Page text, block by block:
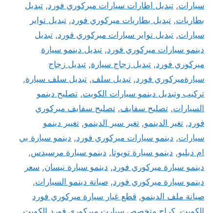
سيارات, تبديل اطارات سيارات ميركوري فورد, تبديل
بطاريات, تبديل بطاريات ميركوري فورد, تبديل تواير
سيارات, تبديل تواير سيارات ميركوري فورد, تبديل
دينمو سيارات ميركوري فورد, تبديل دينمو سيارة
ميركوري فورد, تبديل زجاج سيارة, تبديل زجاج
سيارةميركوري فورد, تبديل سلف, تبديل سلف سيارة,
تركيب وتبديل دينمو سيارات الكويت, تصليح دينمو
السيارات, تصليح سفايف, تصليح سفايف ميركوري
فورد, تغير الدينمو, تغير سير الدينمو, تغيير دينمو
سيارات, دينمو سيارات ميركوري فورد, دينمو سيارة بي
ام دبليو, دينمو سيارة تويوتا, دينمو سيارة مرسيدس,
دينمو سيارة ميركوري فورد, دينمو سيارة نيسان, سعر
دينمو سيارة ميركوري فورد, صيانة دينمو السيارات,
صيانة ملف الدينمو, قطع غيار سيارة ميركوري فورد